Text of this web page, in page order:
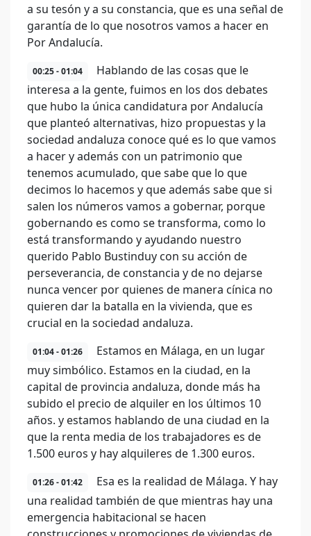
a su tesón y a su constancia, que es una señal de
garantía de lo que nosotros vamos a hacer en
Por Andalucía.
00:25 - 01:04
Hablando de las cosas que le
interesa a la gente, fuimos en los dos debates
que hubo la única candidatura por Andalucía
que planteó alternativas, hizo propuestas y la
sociedad andaluza conoce qué es lo que vamos
a hacer y además con un patrimonio que
tenemos acumulado, que sabe que lo que
decimos lo hacemos y que además sabe que si
salen los números vamos a gobernar, porque
gobernando es como se transforma, como lo
está transformando y ayudando nuestro
querido Pablo Bustinduy con su acción de
perseverancia, de constancia y de no dejarse
nunca vencer por quienes de manera cínica no
quieren dar la batalla en la vivienda, que es
crucial en la sociedad andaluza.
01:04 - 01:26
Estamos en Málaga, en un lugar
muy simbólico. Estamos en la ciudad, en la
capital de provincia andaluza, donde más ha
subido el precio de alquiler en los últimos 10
años. y estamos hablando de una ciudad en la
que la renta media de los trabajadores es de
1.500 euros y hay alquileres de 1.300 euros.
01:26 - 01:42
Esa es la realidad de Málaga. Y hay
una realidad también de que mientras hay una
emergencia habitacional se hacen